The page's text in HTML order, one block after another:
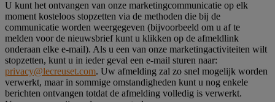
U kunt het ontvangen van onze marketingcommunicatie op elk
moment kosteloos stopzetten via de methoden die bij de
communicatie worden weergegeven (bijvoorbeeld om u af te
melden voor de nieuwsbrief kunt u klikken op de afmeldlink
onderaan elke e-mail). Als u een van onze marketingactiviteiten wilt
stopzetten, kunt u in ieder geval een e-mail sturen naar:
privacy@lecreuset.com. Uw afmelding zal zo snel mogelijk worden
verwerkt, maar in sommige omstandigheden kunt u nog enkele
berichten ontvangen totdat de afmelding volledig is verwerkt.